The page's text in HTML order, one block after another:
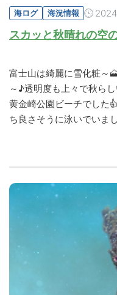
海ログ 海況情報
スカッと秋晴れの空
富士山は綺麗に雪化粧～
～♪透明度も上々で秋ら
黄金崎公園ビーチでした
ち良さそうに泳いでいま